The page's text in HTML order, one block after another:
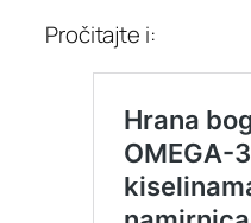
Pročitajte i: